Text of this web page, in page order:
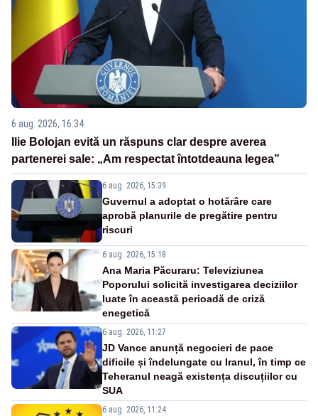
6 aug. 2026, 16:34
Ilie Bolojan evită un răspuns clar despre averea
partenerei sale: „Am respectat întotdeauna legea”
6 aug. 2026, 15:39
Guvernul a adoptat o hotărâre care
aprobă planurile de pregătire pentru
riscuri
6 aug. 2026, 15:18
Ana Maria Păcuraru: Televiziunea
Poporului solicită investigarea deciziilor
luate în această perioadă de criză
enegetică
6 aug. 2026, 11:27
JD Vance anunță negocieri de pace
dificile și îndelungate cu Iranul, în timp ce
Teheranul neagă existența discuțiilor cu
SUA
6 aug. 2026, 11:24